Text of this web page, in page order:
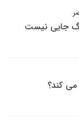
جایی نیست
کند؟